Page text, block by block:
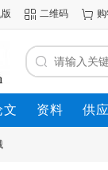
二维码
文 资料 供应